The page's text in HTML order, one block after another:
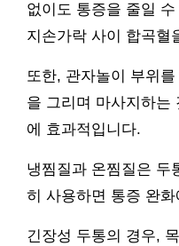
없이도 통증을 줄일
지손가락 사이 합곡혈
또한, 관자놀이 부위
을 그리며 마사지하는
에 효과적입니다.
냉찜질과 온찜질은 두
히 사용하면 통증 완
긴장성 두통의 경우,